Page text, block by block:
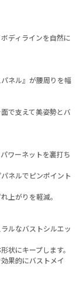
ディラインを自然に
ネル』が腰周りを幅
で支えて美姿勢とバ
ワーネットを裏打ち
ネルでピンポイント
上がりを軽減。
ルなバストシルエッ
状にキープします。
果的にバストメイ